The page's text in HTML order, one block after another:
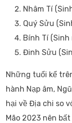
Nhâm Tí
Quý Sửu
Bính Tí (Sinh
Đinh Sửu
Những tuổi kể
hành Nạp âm,
hại về Địa chi so
Mão 2023 nên